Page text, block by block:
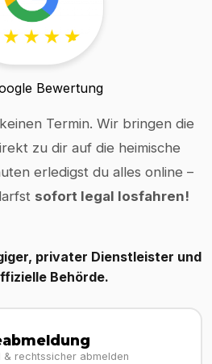
Bewertung
Termin. Wir bringen die
zu dir auf die heimische
erledigst du alles online –
sofort legal losfahren!
privater Dienstleister und
Behörde.
& rechtssicher abmelden